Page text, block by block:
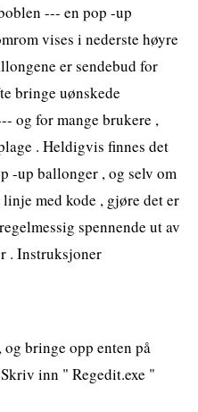
--- en pop -up
vises i nederste høyre
er sendebud for
bringe uønskede
og for mange brukere ,
. Heldigvis finnes det
-up ballonger , og selv om
med kode , gjøre det er
spennende ut av
. Instruksjoner
bringe opp enten på
inn " Regedit.exe "